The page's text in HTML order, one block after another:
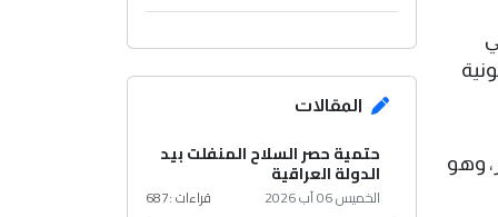
المستهدف 20 مليار دولار، وهو
المقالات
حتمية حصر السلاح المنفلت بيد
الدولة العراقية
الخميس 06 آب 2026 قراءات :687